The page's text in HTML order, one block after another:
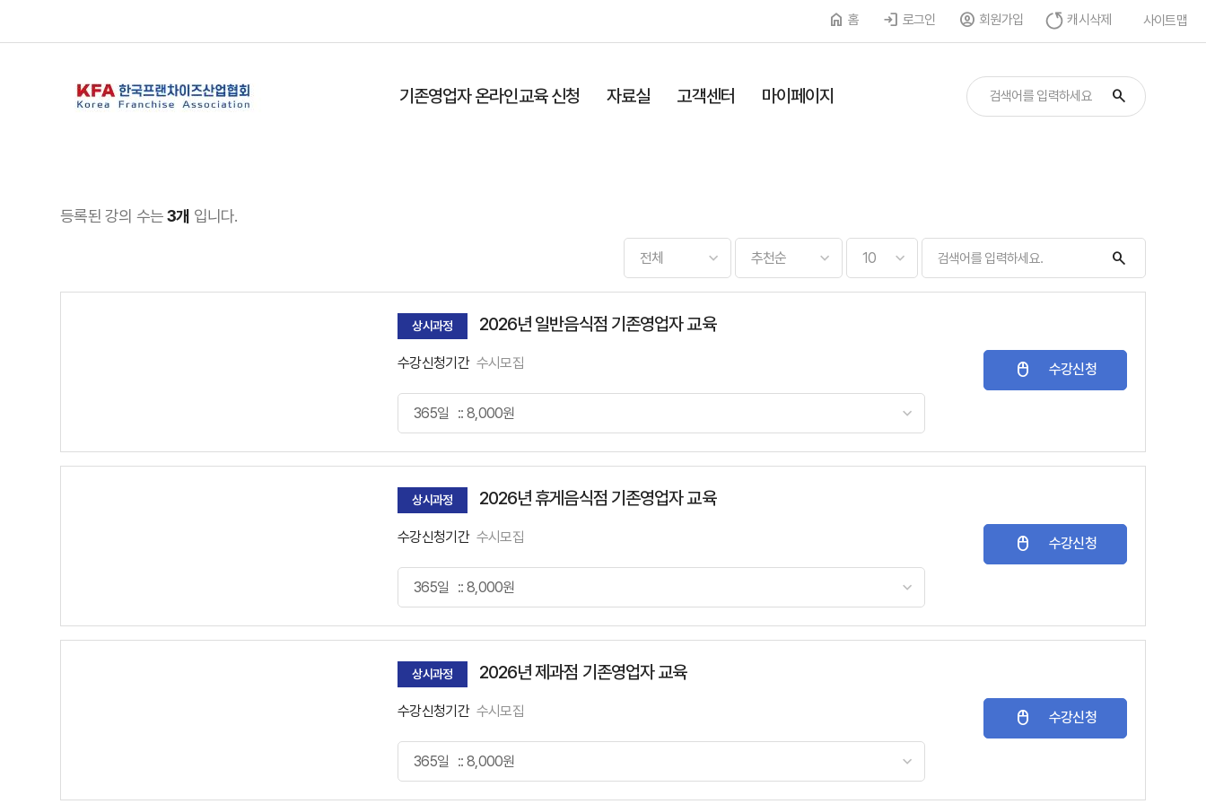
홈 로그인 회원가입 캐시삭제 사이트맵
기존영업자 온라인교육 신청 자료실 고객센터 마이페이지
등록된 강의 수는3개 입니다.
상시과정 2026년 일반음식점 기존영업자 교육
수강신청기간 수시모집 수강신청
상시과정 2026년 휴게음식점 기존영업자 교육
수강신청기간 수시모집 수강신청
상시과정 2026년 제과점 기존영업자 교육
수강신청기간 수시모집 수강신청